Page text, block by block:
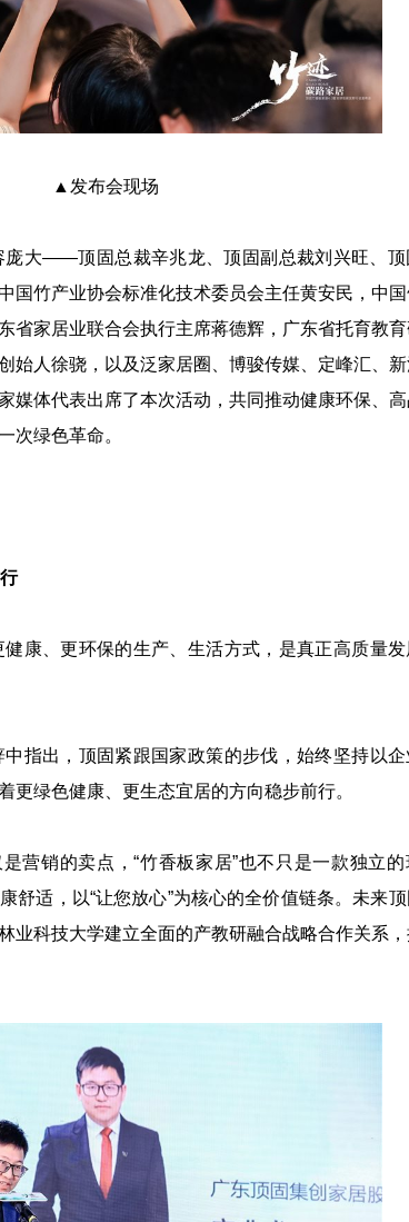
▲发布会现场
大——顶固总裁辛兆龙、顶固副总裁刘兴旺、顶
国竹产业协会标准化技术委员会主任黄安民，中
省家居业联合会执行主席蒋德辉，广东省托育教
始人徐骁，以及泛家居圈、博骏传媒、定峰汇、
媒体代表出席了本次活动，共同推动健康环保、
次绿色革命。
、更环保的生产、生活方式，是真正高质量发
出，顶固紧跟国家政策的步伐，始终坚持以企
更绿色健康、更生态宜居的方向稳步前行。
销的卖点，“竹香板家居”也不只是一款独立的
舒适，以“让您放心”为核心的全价值链条。未来
业科技大学建立全面的产教研融合战略合作关系